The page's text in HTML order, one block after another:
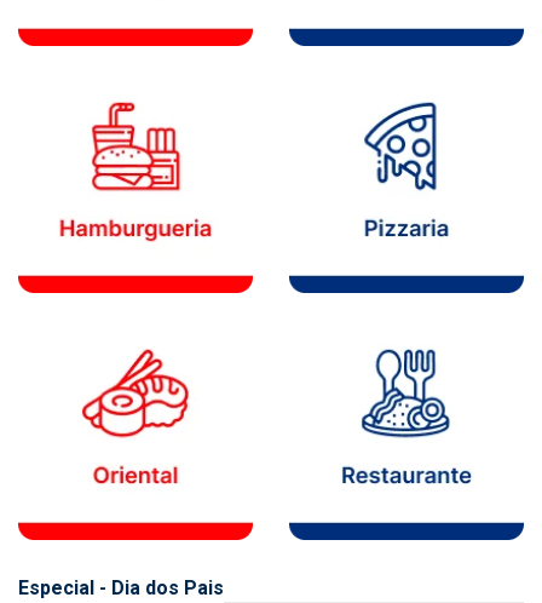
Especial - Dia dos Pais